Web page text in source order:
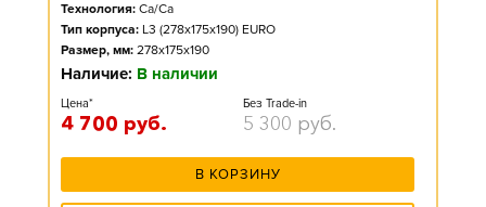
Технология: Ca/Ca
Тип корпуса: L3 (278x175x190) EURO
Размер, мм: 278x175x190
Наличие: В наличии
Цена*
4 700 руб.
Без Trade-in
5 300 руб.
В КОРЗИНУ